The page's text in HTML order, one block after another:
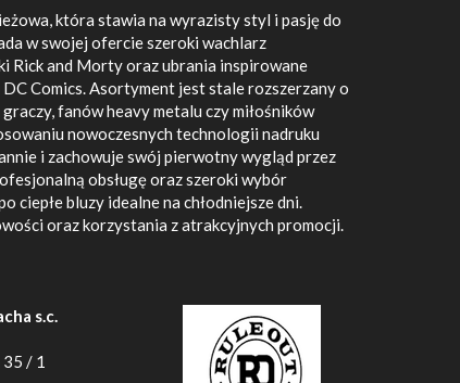
która stawia na wyrazisty styl i pasję do
w swojej ofercie szeroki wachlarz
Rick and Morty oraz ubrania inspirowane
Comics. Asortyment jest stale rozszerzany o
fanów heavy metalu czy miłośników
nowoczesnych technologii nadruku
i zachowuje swój pierwotny wygląd przez
obsługę oraz szeroki wybór
bluzy idealne na chłodniejsze dni.
oraz korzystania z atrakcyjnych promocji.
s.c.
/ 1